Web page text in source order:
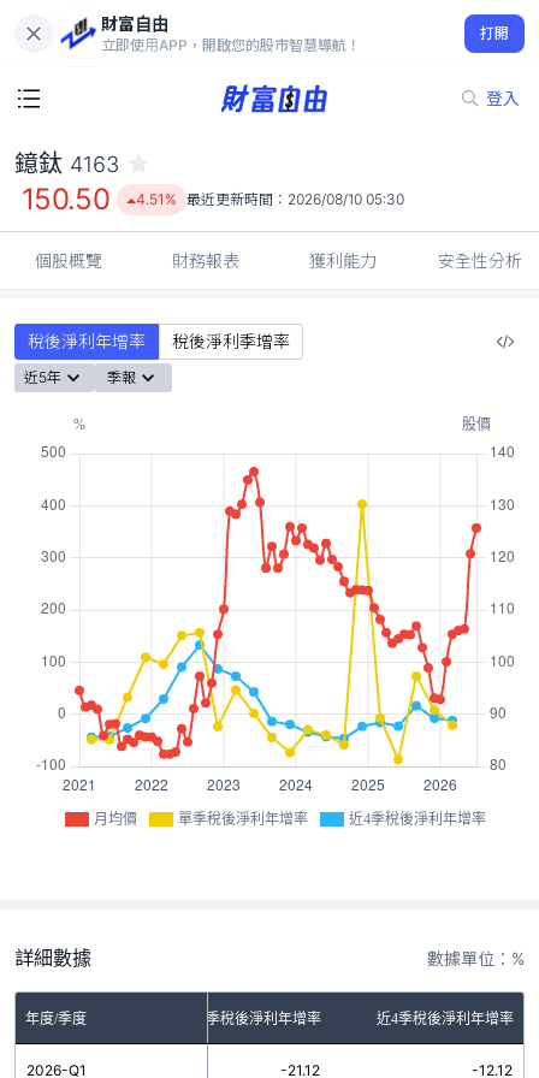
財富自由
立即使用APP，開啟您的股市智慧導航！
打開
登入
150.50
4.51%
鐿鈦 4163
150.50 4.51% 最近更新時間： 2026/08/10 05:30
個股概覽 財務報表 獲利能力 安全性分析
稅後淨利年增率 稅後淨利季增率
近5年 季報
月均價 單季稅後淨利年增率 近4季稅後淨利年增率
詳細數據 數據單位：%
年度/季度 單季稅後淨利年增率 近4季稅後淨利年增率
2026-Q1 -21.12 -12.12